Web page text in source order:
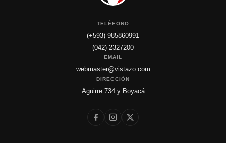
TELÉFONO
(+593) 985860991
(042) 2327200
EMAIL
webmaster@vistazo.com
DIRECCIÓN
Aguirre 734 y Boyacá